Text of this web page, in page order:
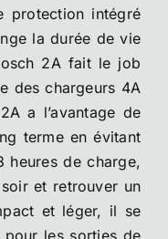
protection intégré
la durée de vie
2A fait le job
des chargeurs 4A
a l’avantage de
terme en évitant
heures de charge,
et retrouver un
et léger, il se